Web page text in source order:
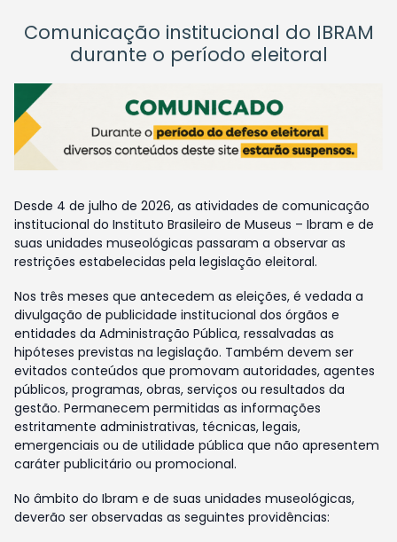
Comunicação institucional do IBRAM
durante o período eleitoral
Desde 4 de julho de 2026, as atividades de comunicação
institucional do Instituto Brasileiro de Museus – Ibram e de
suas unidades museológicas passaram a observar as
restrições estabelecidas pela legislação eleitoral.
Nos três meses que antecedem as eleições, é vedada a
divulgação de publicidade institucional dos órgãos e
entidades da Administração Pública, ressalvadas as
hipóteses previstas na legislação. Também devem ser
evitados conteúdos que promovam autoridades, agentes
públicos, programas, obras, serviços ou resultados da
gestão. Permanecem permitidas as informações
estritamente administrativas, técnicas, legais,
emergenciais ou de utilidade pública que não apresentem
caráter publicitário ou promocional.
No âmbito do Ibram e de suas unidades museológicas,
deverão ser observadas as seguintes providências: